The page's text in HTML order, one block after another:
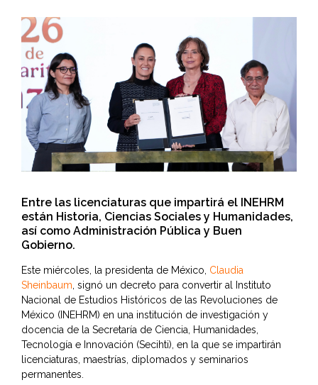
Entre las licenciaturas que impartirá el INEHRM
están Historia, Ciencias Sociales y Humanidades,
así como Administración Pública y Buen
Gobierno.
Este miércoles, la presidenta de México, Claudia
Sheinbaum, signó un decreto para convertir al Instituto
Nacional de Estudios Históricos de las Revoluciones de
México (INEHRM) en una institución de investigación y
docencia de la Secretaría de Ciencia, Humanidades,
Tecnología e Innovación (Secihti), en la que se impartirán
licenciaturas, maestrías, diplomados y seminarios
permanentes.